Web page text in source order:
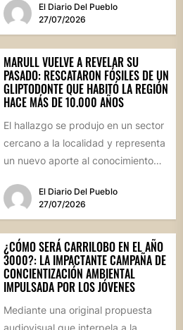
educativas,...El Diario Del Pueblo
27/07/2026
MARULL VUELVE A REVELAR SU
PASADO: RESCATARON FÓSILES DE UN
GLIPTODONTE QUE HABITÓ LA REGIÓN
HACE MÁS DE 10.000 AÑOS
El hallazgo se produjo en un sector
cercano a la localidad y representa
un nuevo aporte al conocimiento
El Diario Del Pueblo
27/07/2026
¿CÓMO SERÁ CARRILOBO EN EL AÑO
3000?: LA IMPACTANTE CAMPAÑA DE
CONCIENTIZACIÓN AMBIENTAL
IMPULSADA POR LOS JÓVENES
Mediante una original propuesta